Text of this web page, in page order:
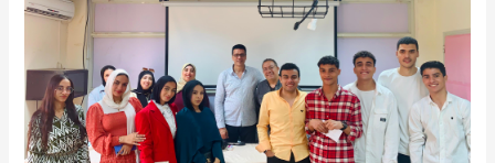
يومًا
روحانيًا
ومسابقات
في